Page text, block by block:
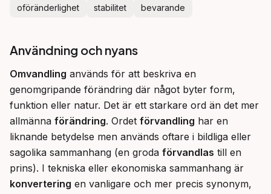
oföränderlighet stabilitet bevarande
Användning och nyans
Omvandling används för att beskriva en
genomgripande förändring där något byter form,
funktion eller natur. Det är ett starkare ord än det mer
allmänna förändring. Ordet förvandling har en
liknande betydelse men används oftare i bildliga eller
sagolika sammanhang (en groda förvandlas till en
konvertering en vanligare och mer precis synonym,